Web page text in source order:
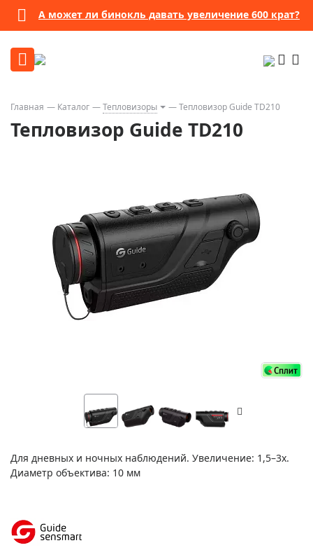
А может ли бинокль давать увеличение 600 крат?
Главная Каталог Тепловизоры Тепловизор Guide TD210
Тепловизор Guide TD210
Для дневных и ночных наблюдений. Увеличение: 1,5–3x.
Диаметр объектива: 10 мм